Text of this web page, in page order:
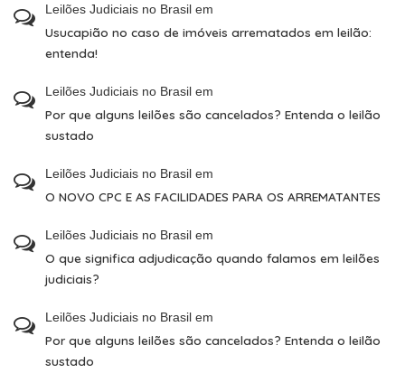
Leilões Judiciais no Brasil em
Usucapião no caso de imóveis arrematados em leilão:
entenda!
Leilões Judiciais no Brasil em
Por que alguns leilões são cancelados? Entenda o leilão
sustado
Leilões Judiciais no Brasil em
O NOVO CPC E AS FACILIDADES PARA OS ARREMATANTES
Leilões Judiciais no Brasil em
O que significa adjudicação quando falamos em leilões
judiciais?
Leilões Judiciais no Brasil em
Por que alguns leilões são cancelados? Entenda o leilão
sustado